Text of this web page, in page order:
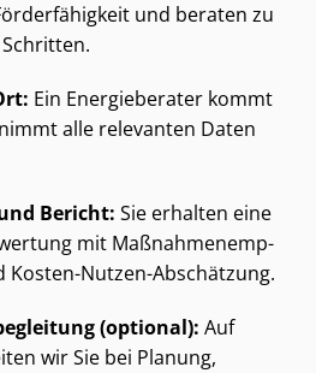
und beraten zu
Ein Energieberater kommt
alle relevanten Daten
Bericht: Sie erhalten eine
mit Maß­nah­men­emp­
Kosten-Nutzen-Abschätzung.
(optional): Auf
wir Sie bei Planung,